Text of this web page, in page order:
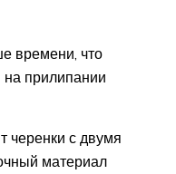
времени, что
на прилипании
черенки с двумя
материал